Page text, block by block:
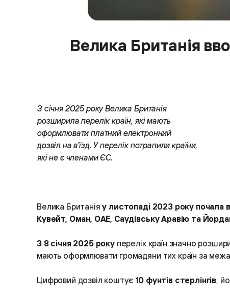
Велика Британія
З січня 2025 року Велика Британія
розширила перелік країн, які мають
оформлювати платний електронний
дозвіл на в’їзд. У перелік потрапили країни,
які не є членами ЄС.
Велика Британіяу листопаді 2023 року почала
Кувейт, Оман, ОАЕ, Саудівську Аравію та
З 8 січня 2025 рокуперелік країн значно
мають оформлювати громадяни тих країн за
Цифровий дозвіл коштує 10 фунтів стерлінгів,